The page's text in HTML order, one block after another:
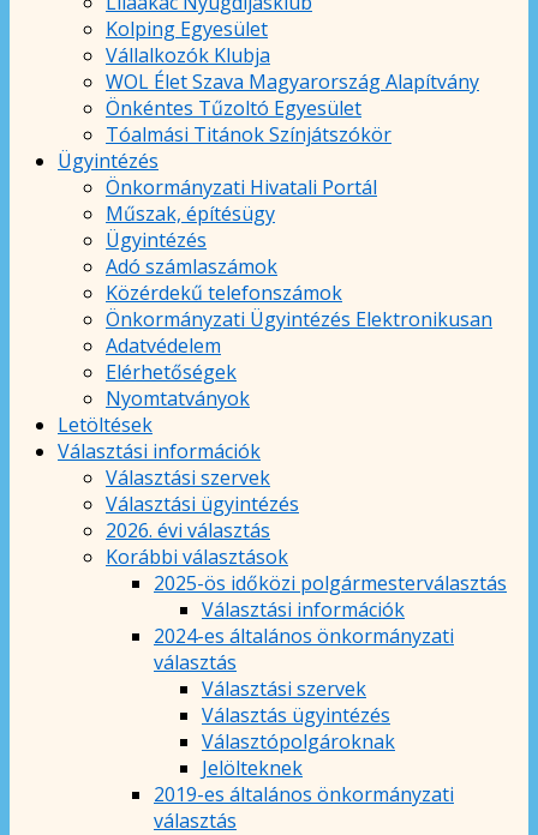
Kolping Egyesület
Vállalkozók Klubja
WOL Élet Szava Magyarország Alapítvány
Önkéntes Tűzoltó Egyesület
Tóalmási Titánok Színjátszókör
Ügyintézés
Önkormányzati Hivatali Portál
Műszak, építésügy
Ügyintézés
Adó számlaszámok
Közérdekű telefonszámok
Önkormányzati Ügyintézés Elektronikusan
Adatvédelem
Elérhetőségek
Nyomtatványok
Letöltések
Választási információk
Választási szervek
Választási ügyintézés
2026. évi választás
Korábbi választások
2025-ös időközi polgármesterválasztás
Választási információk
2024-es általános önkormányzati
választás
Választási szervek
Választás ügyintézés
Választópolgároknak
Jelölteknek
2019-es általános önkormányzati
választás